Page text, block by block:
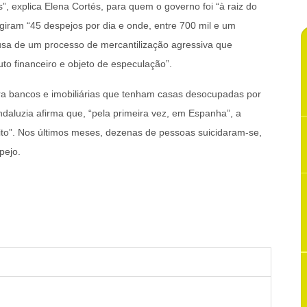
explica Elena Cortés, para quem o governo foi “à raiz do
“45 despejos por dia e onde, entre 700 mil e um
de um processo de mercantilização agressiva que
financeiro e objeto de especulação”.
bancos e imobiliárias que tenham casas desocupadas por
afirma que, “pela primeira vez, em Espanha”, a
Nos últimos meses, dezenas de pessoas suicidaram-se,